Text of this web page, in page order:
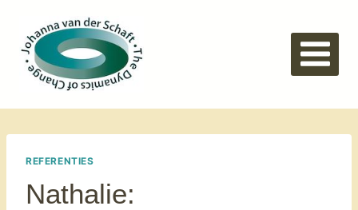
inhoud
REFERENTIES
Nathalie: